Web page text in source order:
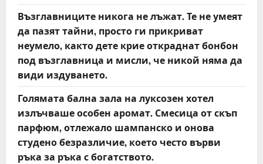
Възглавниците никога не лъжат. Те не умеят
да пазят тайни, просто ги прикриват
неумело, както дете крие откраднат бонбон
под възглавница и мисли, че никой няма да
види издуването.
Голямата бална зала на луксозен хотел
излъчваше особен аромат. Смесица от скъп
парфюм, отлежало шампанско и онова
студено безразличие, което често върви
ръка за ръка с богатството.